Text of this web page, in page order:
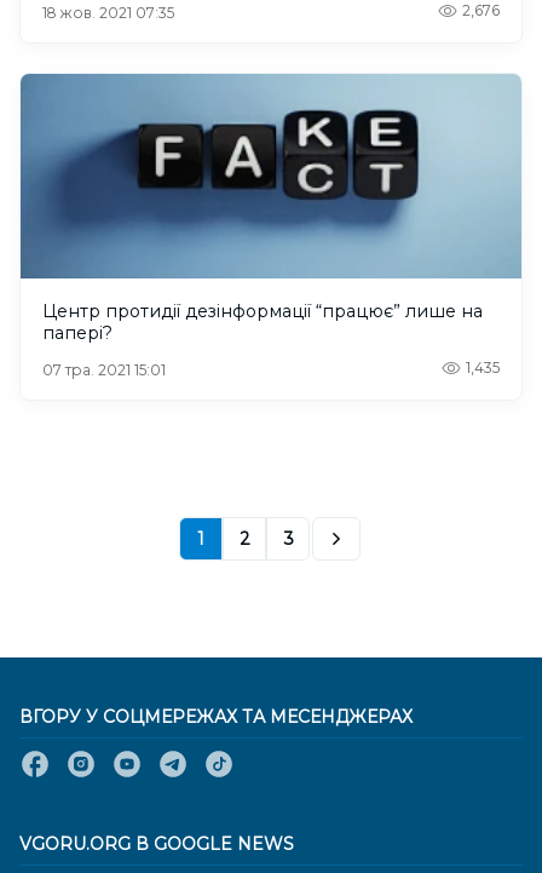
18 жов. 2021 07:35 2,676
Центр протидії дезінформації “працює” лише на
папері?
07 тра. 2021 15:01 1,435
1 2 3
ВГОРУ У СОЦМЕРЕЖАХ ТА МЕСЕНДЖЕРАХ
VGORU.ORG В GOOGLE NEWS